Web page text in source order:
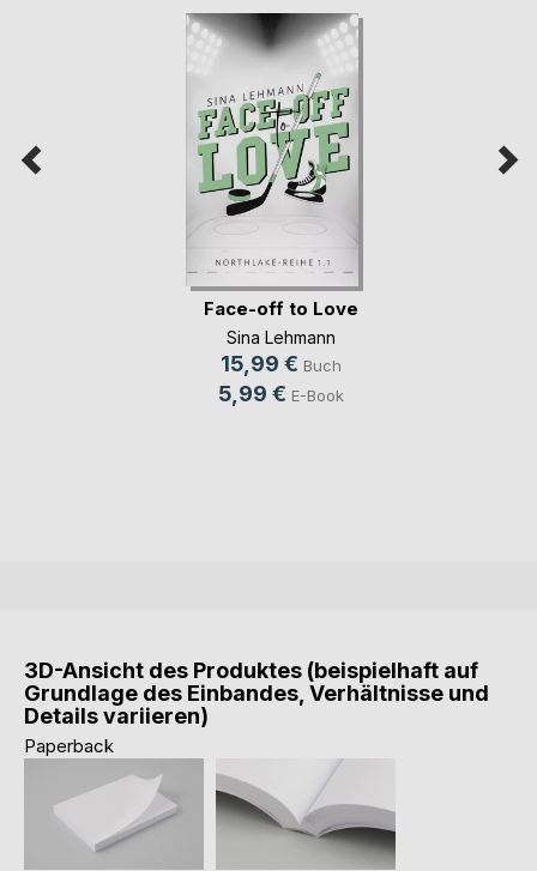
Face-off to Love
Sina Lehmann
15,99 € Buch
5,99 € E-Book
3D-Ansicht des Produktes (beispielhaft auf
Grundlage des Einbandes, Verhältnisse und
Details variieren)
Paperback